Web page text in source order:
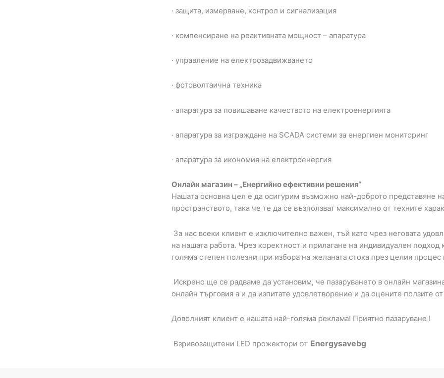
· защита, измерване, контрол и сигнализация
· компенсиране на реактивната мощност – апаратура
· управление на електрозадвижването
· фотоволтаична техника
· апаратура за повишаване качеството на електроенергията
· апаратура за изграждане на SCADA системи за енергиен мониторинг
· апаратура за икономия на електроенергия
Онлайн магазин – „Енергийно ефективни решения“
Нашата основна цел е да осигурим възможно най-доброто представяне
пространството, така че те да се възползват максимално от техните
За нас всеки клиент е изключително важен, тъй като чрез неговата
на нашата работа. Чрез коректност и прилагане на индивидуален
голяма степен полезни при избора на желаната стока през целия процес
Искрено ще се радваме да установим, че пазаруването в онлайн
онлайн търговия а и да изпитате удовлетворение и да оцените ползите
Доволният клиент е нашата най-голяма реклама! Приятно пазаруване !
Взривозащитени LED прожектори от Energysavebg